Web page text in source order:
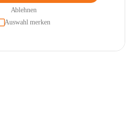
Ablehnen
Auswahl merken